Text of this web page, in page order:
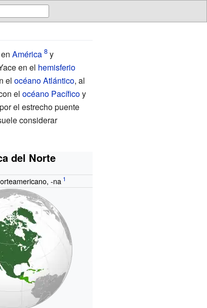
América y
en el hemisferio
el océano Atlántico, al
el océano Pacíficoy
el estrecho puente
considerar
del Norte
-na